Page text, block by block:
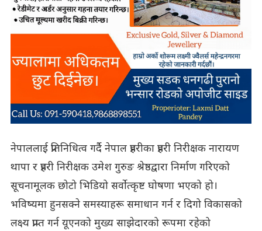
नेपाललाई प्रतिनिधित्व गर्दै नेपाल प्रहरीका प्रहरी निरीक्षक नारायण
थापा र प्रहरी निरीक्षक उमेश गुरुङ श्रेष्ठद्वारा निर्माण गरिएको
सूचनामूलक छोटो भिडियो सर्वोत्कृष्ट घोषणा भएको हो।
भविष्यमा हुनसक्ने समस्याहरू समाधान गर्न र दिगो विकासको
लक्ष्य प्राप्त गर्न यूएनको मुख्य साझेदारको रूपमा रहेको